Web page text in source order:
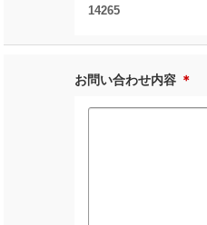
14265
お問い合わせ内容 ＊